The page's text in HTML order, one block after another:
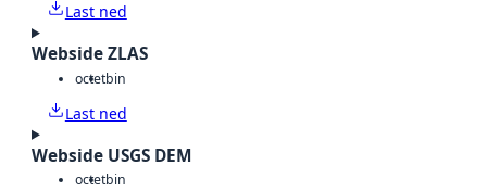
Last ned
Webside ZLAS
octetbin
Last ned
Webside USGS DEM
octetbin